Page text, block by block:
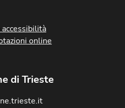
accessibilità
online
di Trieste